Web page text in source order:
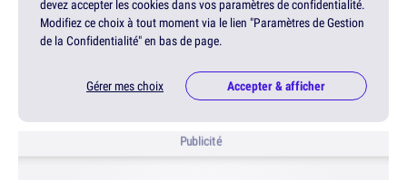
devez accepter les cookies dans vos paramètres de confidentialité.
Modifiez ce choix à tout moment via le lien "Paramètres de Gestion
de la Confidentialité" en bas de page.
Gérer mes choix Accepter & afficher
Publicité